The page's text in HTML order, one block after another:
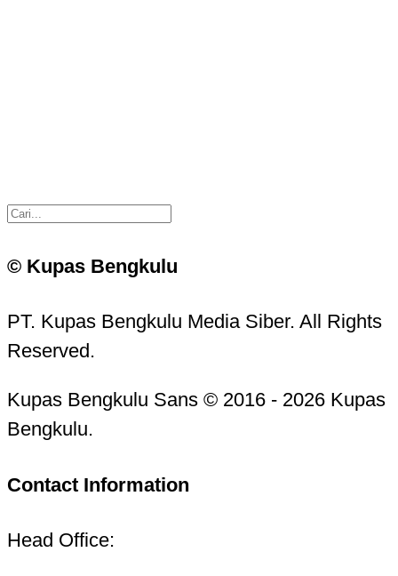
© Kupas Bengkulu
PT. Kupas Bengkulu Media Siber. All Rights
Reserved.
Kupas Bengkulu Sans © 2016 - 2026 Kupas
Bengkulu.
Contact Information
Head Office: